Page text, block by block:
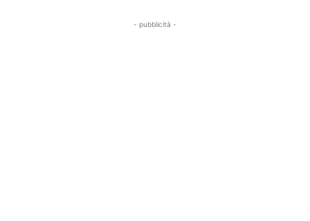
- pubblicità -